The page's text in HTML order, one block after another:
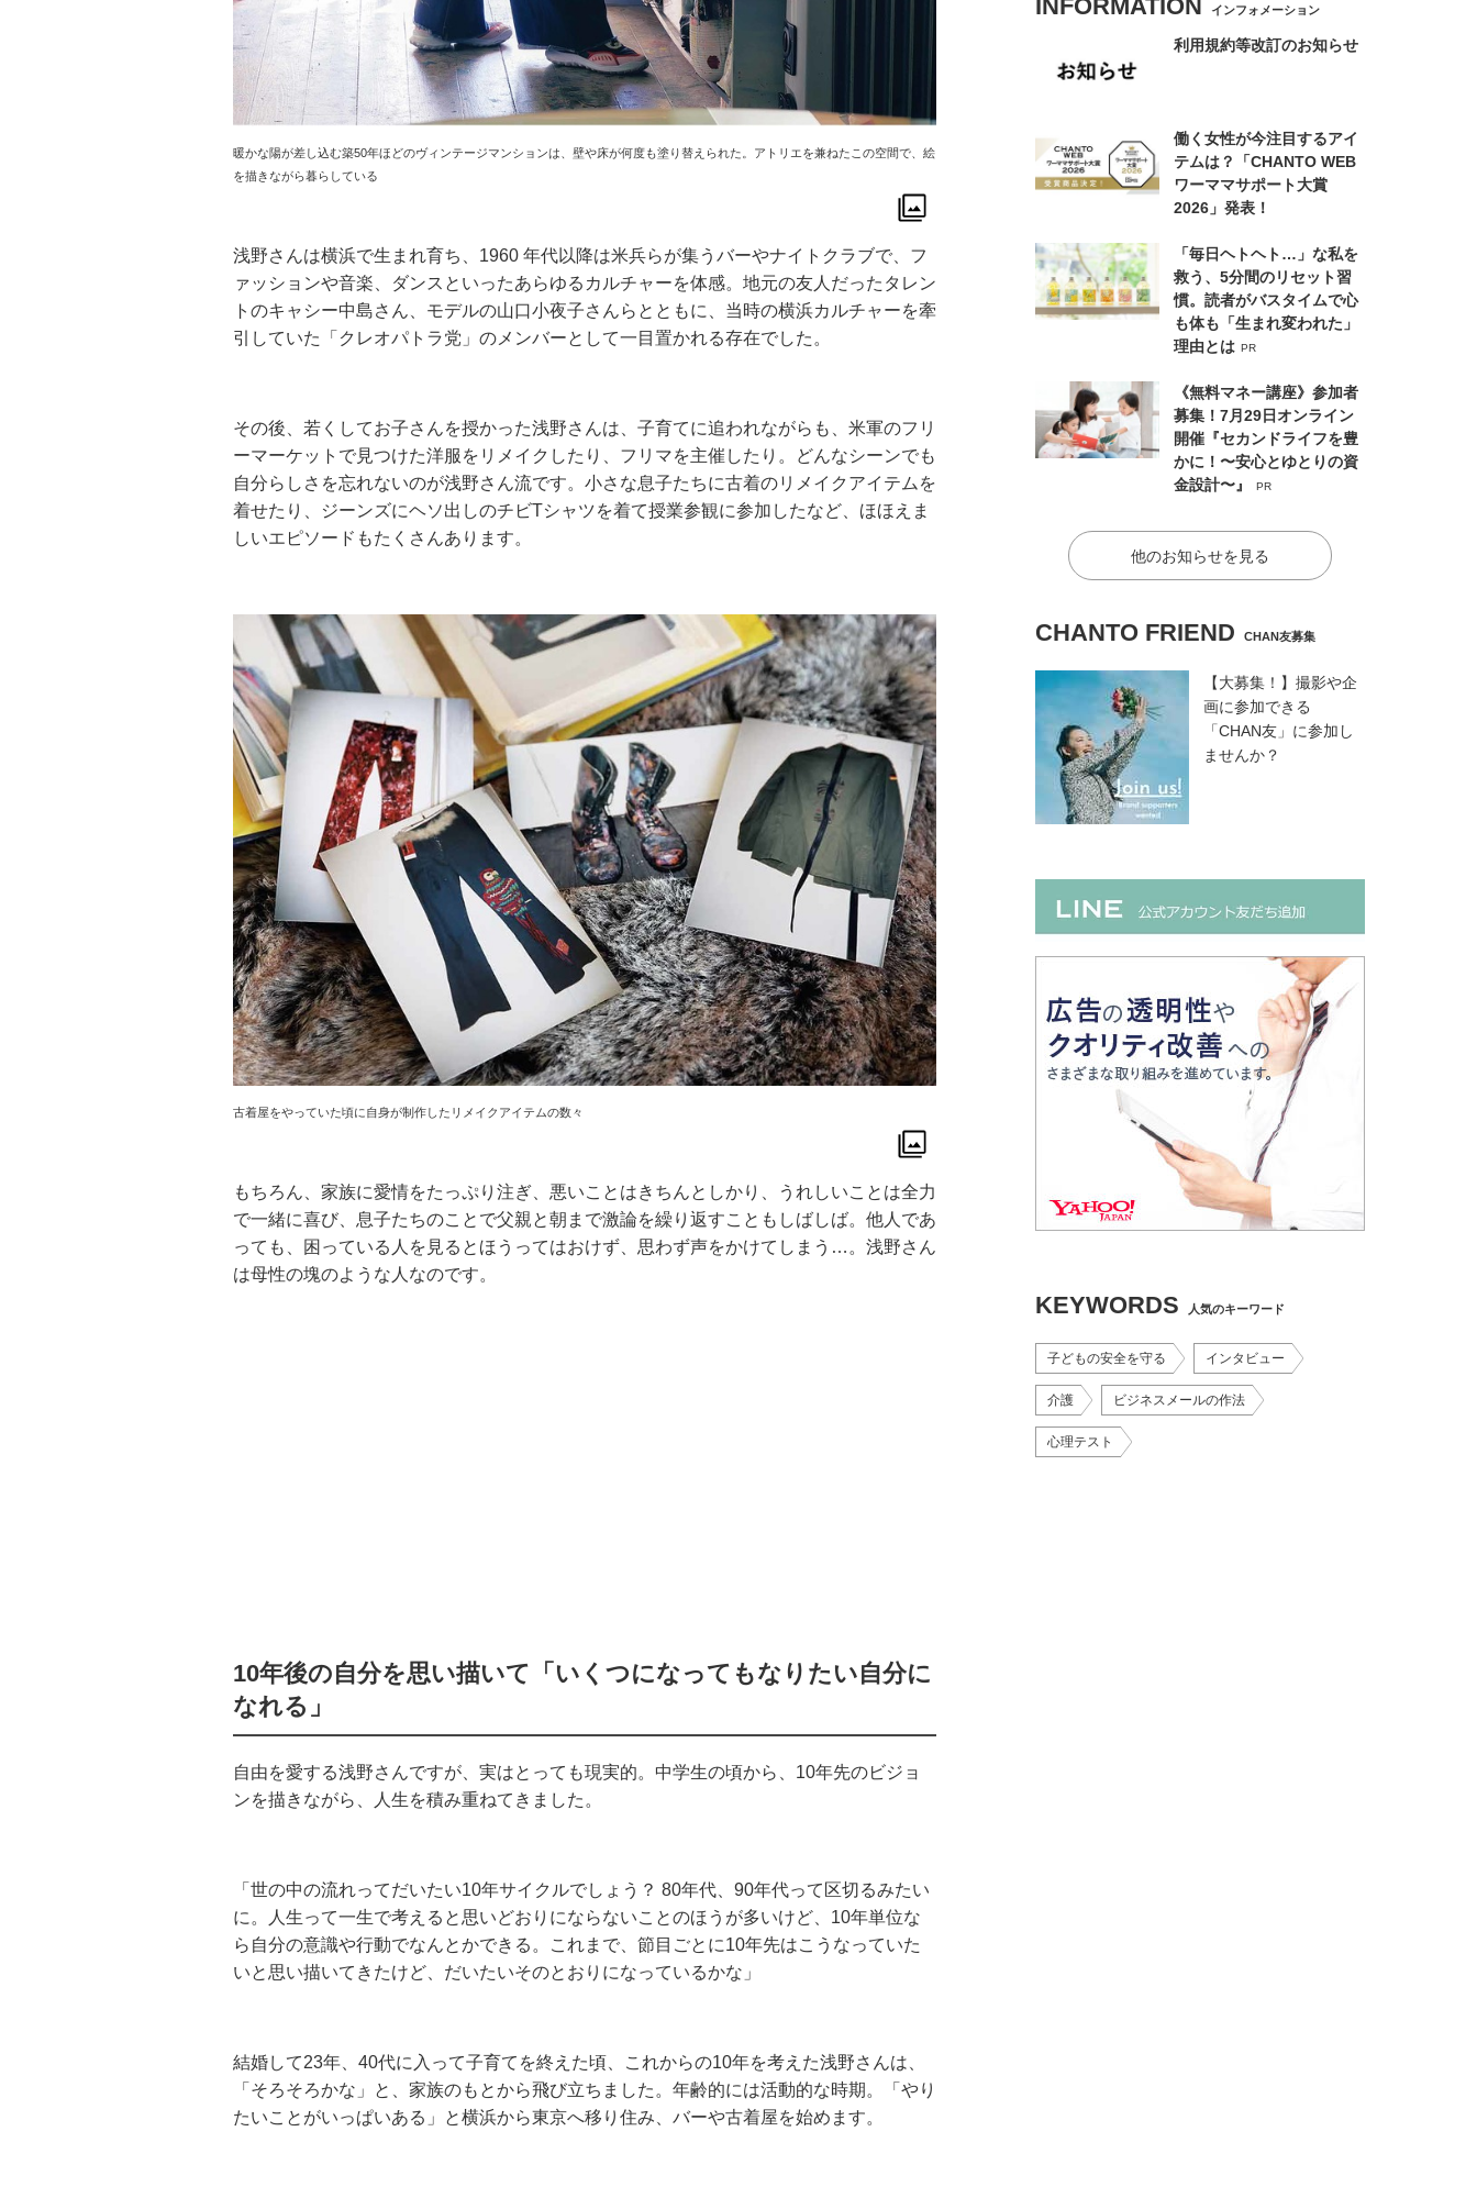
暖かな陽が差し込む築50年ほどのヴィンテージマンションは、壁や床が何度も塗り替えられた。アトリエを兼ねたこの空間で、絵
を描きながら暮らしている
浅野さんは横浜で生まれ育ち、1960 年代以降は米兵らが集うバーやナイトクラブで、フ
ァッションや音楽、ダンスといったあらゆるカルチャーを体感。地元の友人だったタレン
トのキャシー中島さん、モデルの山口小夜子さんらとともに、当時の横浜カルチャーを牽
引していた「クレオパトラ党」のメンバーとして一目置かれる存在でした。
その後、若くしてお子さんを授かった浅野さんは、子育てに追われながらも、米軍のフリ
ーマーケットで見つけた洋服をリメイクしたり、フリマを主催したり。どんなシーンでも
自分らしさを忘れないのが浅野さん流です。小さな息子たちに古着のリメイクアイテムを
着せたり、ジーンズにヘソ出しのチビTシャツを着て授業参観に参加したなど、ほほえま
しいエピソードもたくさんあります。
古着屋をやっていた頃に自身が制作したリメイクアイテムの数々
もちろん、家族に愛情をたっぷり注ぎ、悪いことはきちんとしかり、うれしいことは全力
で一緒に喜び、息子たちのことで父親と朝まで激論を繰り返すこともしばしば。他人であ
っても、困っている人を見るとほうってはおけず、思わず声をかけてしまう…。浅野さん
は母性の塊のような人なのです。
10年後の自分を思い描いて「いくつになってもなりたい自分に
なれる」
自由を愛する浅野さんですが、実はとっても現実的。中学生の頃から、10年先のビジョ
ンを描きながら、人生を積み重ねてきました。
「世の中の流れってだいたい10年サイクルでしょう？ 80年代、90年代って区切るみたい
に。人生って一生で考えると思いどおりにならないことのほうが多いけど、10年単位な
ら自分の意識や行動でなんとかできる。これまで、節目ごとに10年先はこうなっていた
いと思い描いてきたけど、だいたいそのとおりになっているかな」
結婚して23年、40代に入って子育てを終えた頃、これからの10年を考えた浅野さんは、
「そろそろかな」と、家族のもとから飛び立ちました。年齢的には活動的な時期。「やり
たいことがいっぱいある」と横浜から東京へ移り住み、バーや古着屋を始めます。
INFORMATION インフォメーション
利用規約等改訂のお知らせ
働く女性が今注目するアイ
テムは？「CHANTO WEB
ワーママサポート大賞
2026」発表！
「毎日ヘトヘト…」な私を
救う、5分間のリセット習
慣。読者がバスタイムで心
も体も「生まれ変われた」
理由とは PR
《無料マネー講座》参加者
募集！7月29日オンライン
開催『セカンドライフを豊
かに！〜安心とゆとりの資
金設計〜』
PR
他のお知らせを見る
CHANTO FRIEND CHAN友募集
【大募集！】撮影や企
画に参加できる
「CHAN友」に参加し
ませんか？
KEYWORDS 人気のキーワード
子どもの安全を守る インタビュー
介護 ビジネスメールの作法
心理テスト